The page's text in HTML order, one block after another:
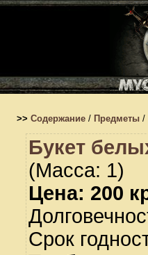
>> Содержание / Предметы /
Букет
(Масса: 1)
Цена: 200
Срок